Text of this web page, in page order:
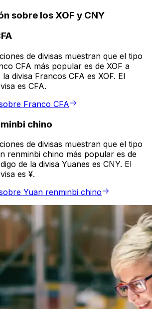
sobre los XOF y CNY
de divisas muestran que el tipo
CFA más popular es de XOF a
divisa Francos CFA es XOF. El
es CFA.
Franco CFA
chino
de divisas muestran que el tipo
renminbi chino más popular es de
de la divisa Yuanes es CNY. El
es ¥.
Yuan renminbi chino